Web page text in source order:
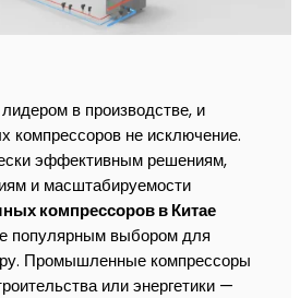
в производстве, и
компрессоров не исключение.
эффективным решениям,
и масштабируемости
компрессоров в Китае
популярным выбором для
Промышленные компрессоры
или энергетики —